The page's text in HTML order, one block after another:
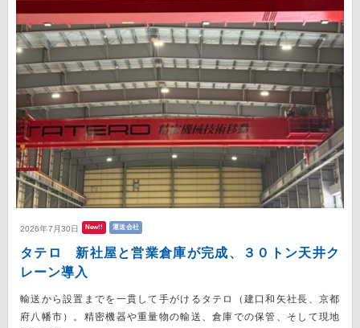
2026年7月30日 New!! 運送会社
タテロ 新社屋と営業倉庫が完成、３０トン天井ク
レーン導入
輸送から設置までを一貫して手がけるタテロ（建口和矢社長、京都
府八幡市）。精密機器や重量物の輸送、倉庫での保管、そして現地